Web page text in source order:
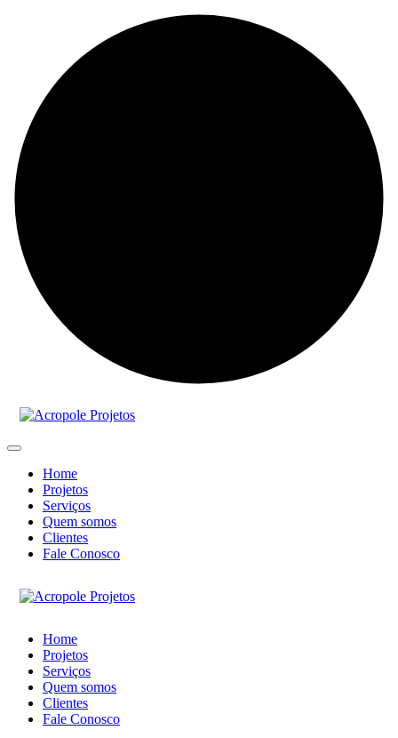
Home
Projetos
Serviços
Quem somos
Clientes
Fale Conosco
Home
Projetos
Serviços
Quem somos
Clientes
Fale Conosco